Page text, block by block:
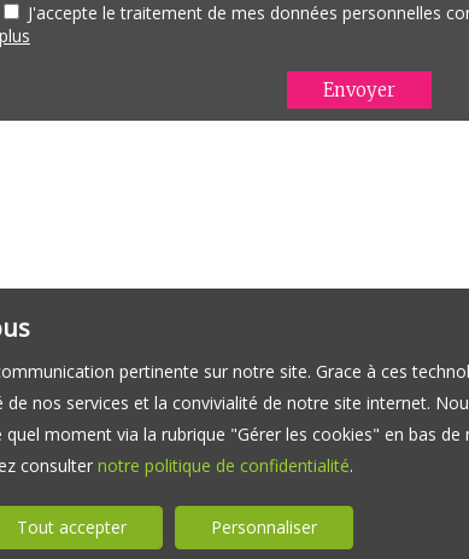
J'accepte le traitement de mes données personnelles
plus
pertinente sur notre site. Grace à ces
nos services et la convivialité de notre site internet.
moment via la rubrique "Gérer les cookies" en bas
consulter notre politique de confidentialité.
Tout accepter Personnaliser